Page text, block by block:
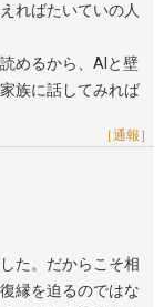
ればたいていの人
めるから、AIと壁
族に話してみれば
［通報］
た。だからこそ相
縁を迫るのではな